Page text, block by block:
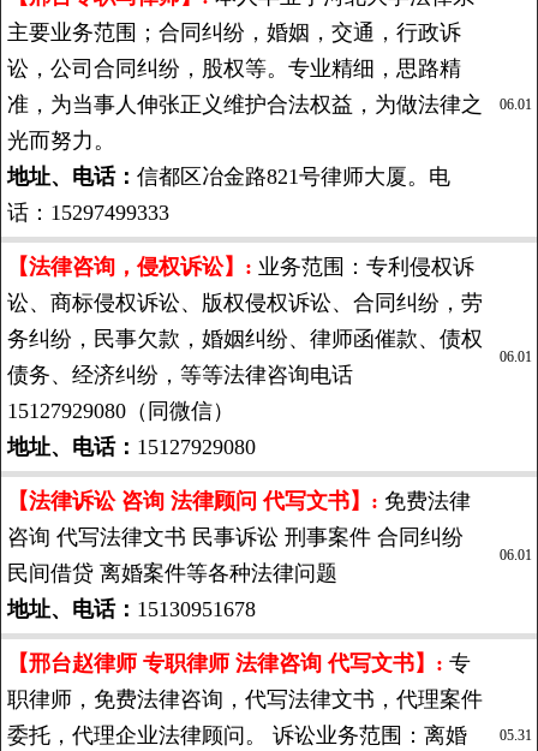
主要业务范围；合同纠纷，婚姻，交通，行政诉
讼，公司合同纠纷，股权等。专业精细，思路精
准，为当事人伸张正义维护合法权益，为做法律之
光而努力。
地址、电话： 信都区冶金路821号律师大厦。电
话：15297499333
06.01
【法律咨询，侵权诉讼】: 业务范围：专利侵权诉
讼、商标侵权诉讼、版权侵权诉讼、合同纠纷，劳
务纠纷，民事欠款，婚姻纠纷、律师函催款、债权
债务、经济纠纷，等等法律咨询电话
15127929080（同微信）
地址、电话： 15127929080
06.01
【法律诉讼 咨询 法律顾问 代写文书】: 免费法律
咨询 代写法律文书 民事诉讼 刑事案件 合同纠纷
民间借贷 离婚案件等各种法律问题
地址、电话： 15130951678
06.01
【邢台赵律师 专职律师 法律咨询 代写文书】: 专
职律师，免费法律咨询，代写法律文书，代理案件
委托，代理企业法律顾问。 诉讼业务范围：离婚
05.31